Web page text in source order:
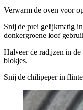
Verwarm de oven voor
Snij de prei gelijkmatig
donkergroene loof
Halveer de radijzen in
blokjes.
Snij de chilipeper in